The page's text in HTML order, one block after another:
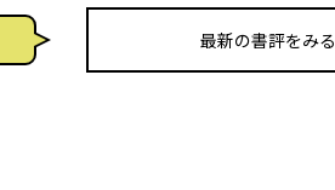
最新の書評をみる